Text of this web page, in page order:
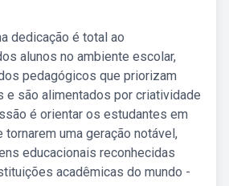
dedicação é total ao
alunos no ambiente escolar,
pedagógicos que priorizam
e são alimentados por criatividade
é orientar os estudantes em
tornarem uma geração notável,
educacionais reconhecidas
acadêmicas do mundo -